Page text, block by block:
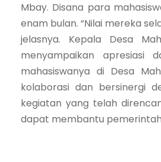
Mbay. Disana para
enam bulan. “Nilai mereka
jelasnya. Kepala Desa
menyampaikan apresiasi
mahasiswanya di Desa
kolaborasi dan bersinergi
kegiatan yang telah
dapat membantu pemerintah